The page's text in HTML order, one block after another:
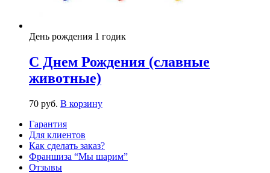
День рождения 1 годик
С Днем Рождения (славные
животные)
70 руб. В корзину
Гарантия
Для клиентов
Как сделать заказ?
Франшиза “Мы шарим”
Отзывы